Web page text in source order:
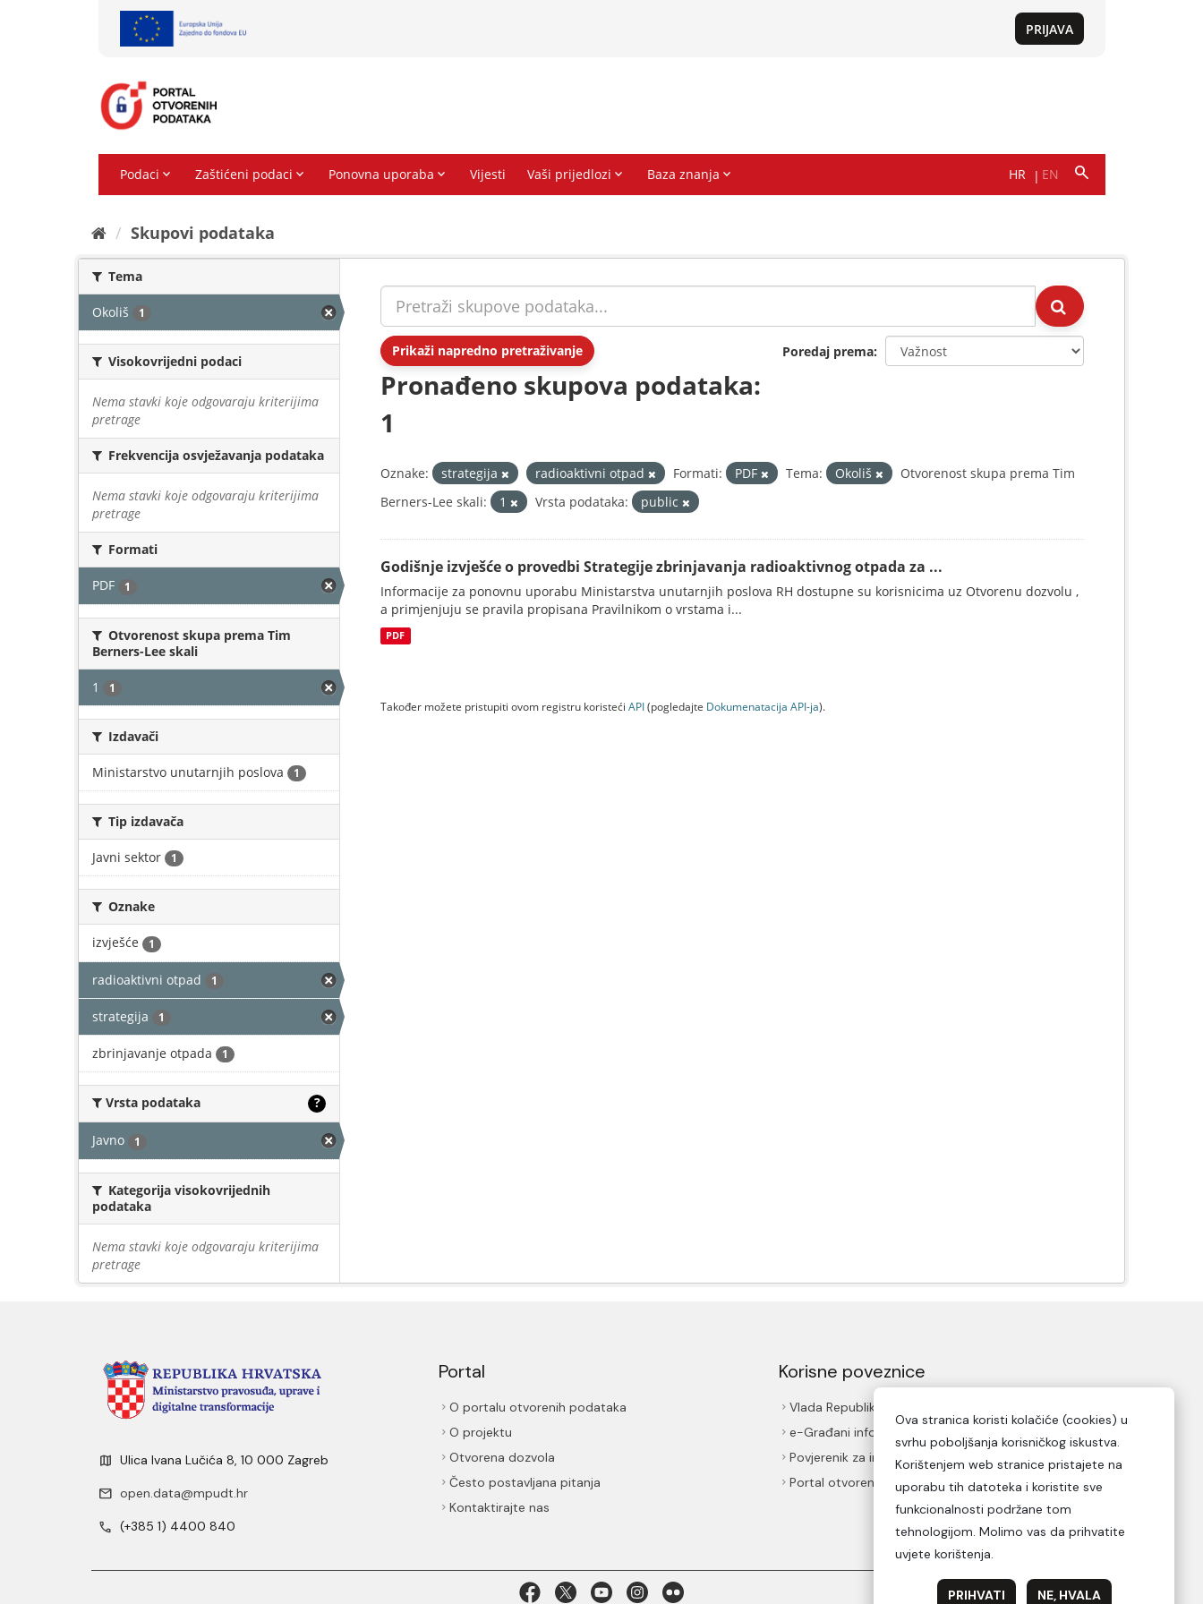
Skupovi podаtаkа
Tema
Okoliš 1
Visokovrijedni podaci
Nema stavki koje odgovaraju kriterijima
pretrage
Frekvencija osvježavanja podataka
Nema stavki koje odgovaraju kriterijima
pretrage
Formati
PDF 1
Otvorenost skupa prema Tim
Berners-Lee skali
1 1
Izdavači
Ministarstvo unutarnjih poslova 1
Tip izdavača
Javni sektor 1
Oznake
izvješće 1
radioaktivni otpad 1
strategija 1
zbrinjavanje otpada 1
Vrsta podataka ?
Javno 1
Kategorija visokovrijednih
podataka
Nema stavki koje odgovaraju kriterijima
pretrage
Prikaži napredno pretraživanje Poredaj prema
Pronađeno skupova podataka:
1
Oznake: strategija radioaktivni otpad Formati: PDF Tema: Okoliš
Otvorenost skupa prema Tim
Berners-Lee skali:
1 Vrsta podataka: public
Godišnje izvješće o provedbi Strategije zbrinjavanja radioaktivnog otpada za ...
Informacije za ponovnu uporabu Ministarstva unutarnjih poslova RH dostupne su korisnicima uz Otvorenu dozvolu ,
a primjenjuju se pravila propisana Pravilnikom o vrstama i...
PDF
Također možete pristupiti ovom registru koristeći API(pogledajte Dokumenаtаcijа API-jа).